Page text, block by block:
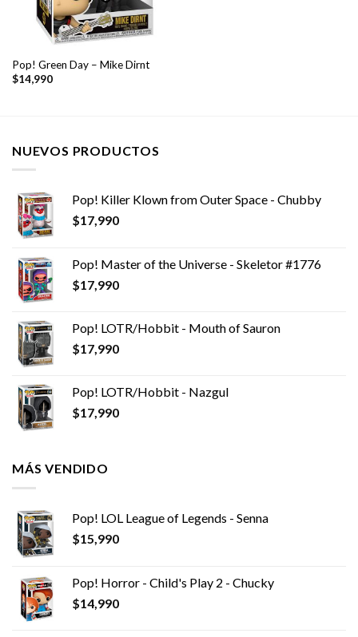
Pop! Green Day – Mike Dirnt
$14,990
NUEVOS PRODUCTOS
Pop! Killer Klown from Outer Space - Chubby
$17,990
Pop! Master of the Universe - Skeletor #1776
$17,990
Pop! LOTR/Hobbit - Mouth of Sauron
$17,990
Pop! LOTR/Hobbit - Nazgul
$17,990
MÁS VENDIDO
Pop! LOL League of Legends - Senna
$15,990
Pop! Horror - Child's Play 2 - Chucky
$14,990